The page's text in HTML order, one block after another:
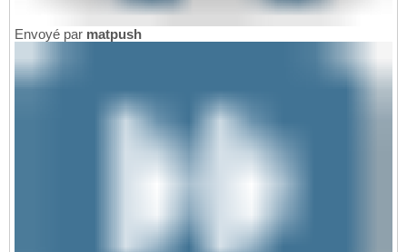
Envoyé par matpush